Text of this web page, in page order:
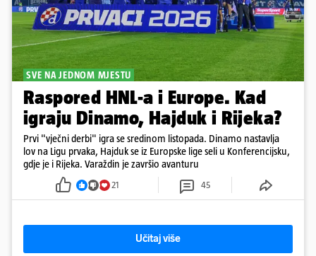
SVE NA JEDNOM MJESTU
Raspored HNL-a i Europe. Kad
igraju Dinamo, Hajduk i Rijeka?
Prvi "vječni derbi" igra se sredinom listopada. Dinamo nastavlja
lov na Ligu prvaka, Hajduk se iz Europske lige seli u Konferencijsku,
gdje je i Rijeka. Varaždin je završio avanturu
21 45
Učitaj više